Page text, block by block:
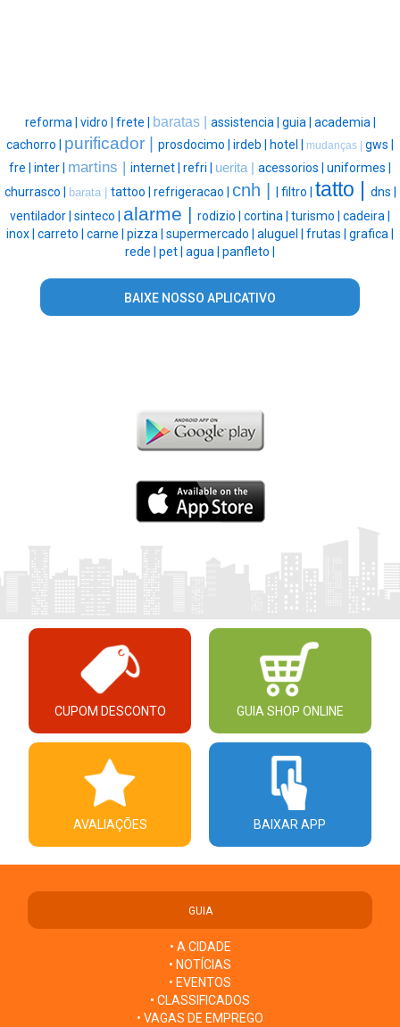
reforma | vidro | frete | baratas | assistencia | guia | academia |
cachorro | purificador | prosdocimo | irdeb | hotel | mudanças | gws |
fre | inter | martins | internet | refri | uerita | acessorios | uniformes |
churrasco |
barata | tattoo | refrigeracao | cnh | filtro | tatto |
dns |
ventilador | sinteco | alarme | rodizio | cortina | turismo | cadeira |
inox | carreto | carne | pizza | supermercado | aluguel | frutas | grafica |
rede | pet | agua | panfleto |
BAIXE NOSSO APLICATIVO
CUPOM DESCONTO GUIA SHOP ONLINE
AVALIAÇÕES BAIXAR APP
GUIA
• A CIDADE
• NOTÍCIAS
• EVENTOS
• CLASSIFICADOS
• VAGAS DE EMPREGO